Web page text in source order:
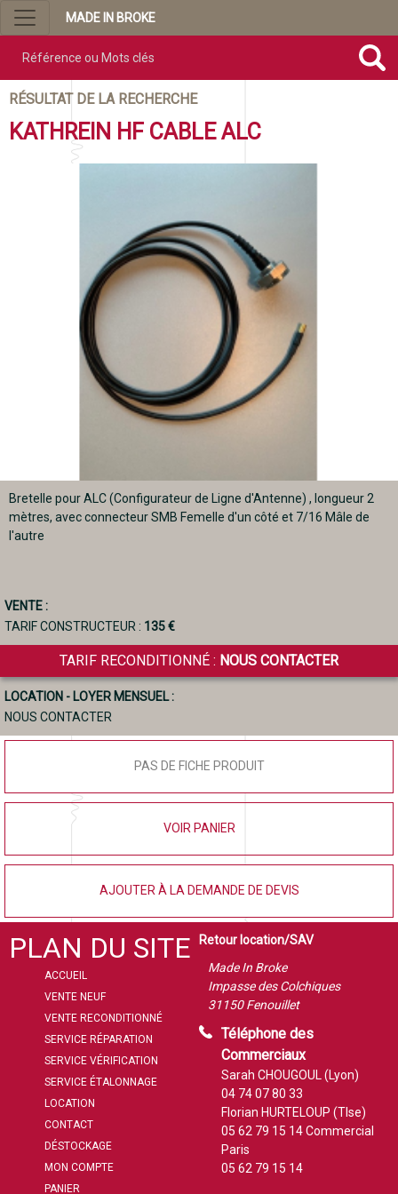
MADE IN BROKE
RÉSULTAT DE LA RECHERCHE
KATHREIN HF CABLE ALC
Bretelle pour ALC (Configurateur de Ligne d'Antenne) , longueur 2
mètres, avec connecteur SMB Femelle d'un côté et 7/16 Mâle de
l'autre
VENTE :
TARIF CONSTRUCTEUR : 135 €
TARIF RECONDITIONNÉ : NOUS CONTACTER
LOCATION - LOYER MENSUEL :
NOUS CONTACTER
PAS DE FICHE PRODUIT
VOIR PANIER
AJOUTER À LA DEMANDE DE DEVIS
PLAN DU SITE
ACCUEIL
VENTE NEUF
VENTE RECONDITIONNÉ
SERVICE RÉPARATION
SERVICE VÉRIFICATION
SERVICE ÉTALONNAGE
LOCATION
CONTACT
DÉSTOCKAGE
MON COMPTE
PANIER
Retour location/SAV
Made In Broke
Impasse des Colchiques
31150 Fenouillet
Téléphone des
Commerciaux
Sarah CHOUGOUL (Lyon)
04 74 07 80 33
Florian HURTELOUP (Tlse)
05 62 79 15 14Commercial
Paris
05 62 79 15 14